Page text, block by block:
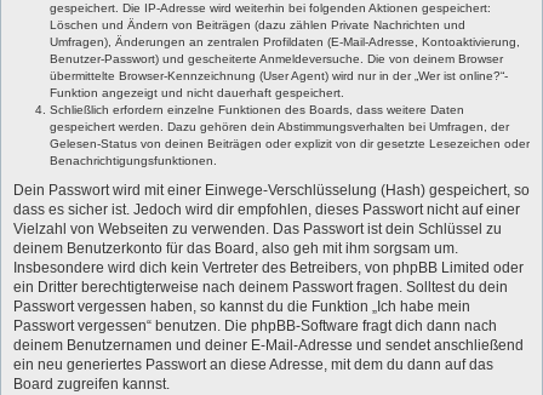
gespeichert. Die IP-Adresse wird weiterhin bei folgenden Aktionen gespeichert:
Löschen und Ändern von Beiträgen (dazu zählen Private Nachrichten und
Umfragen), Änderungen an zentralen Profildaten (E-Mail-Adresse, Kontoaktivierung,
Benutzer-Passwort) und gescheiterte Anmeldeversuche. Die von deinem Browser
übermittelte Browser-Kennzeichnung (User Agent) wird nur in der „Wer ist online?“-
Funktion angezeigt und nicht dauerhaft gespeichert.
Schließlich erfordern einzelne Funktionen des Boards, dass weitere Daten
gespeichert werden. Dazu gehören dein Abstimmungsverhalten bei Umfragen, der
Gelesen-Status von deinen Beiträgen oder explizit von dir gesetzte Lesezeichen oder
Benachrichtigungsfunktionen.
Dein Passwort wird mit einer Einwege-Verschlüsselung (Hash) gespeichert, so
dass es sicher ist. Jedoch wird dir empfohlen, dieses Passwort nicht auf einer
Vielzahl von Webseiten zu verwenden. Das Passwort ist dein Schlüssel zu
deinem Benutzerkonto für das Board, also geh mit ihm sorgsam um.
Insbesondere wird dich kein Vertreter des Betreibers, von phpBB Limited oder
ein Dritter berechtigterweise nach deinem Passwort fragen. Solltest du dein
Passwort vergessen haben, so kannst du die Funktion „Ich habe mein
Passwort vergessen“ benutzen. Die phpBB-Software fragt dich dann nach
deinem Benutzernamen und deiner E-Mail-Adresse und sendet anschließend
ein neu generiertes Passwort an diese Adresse, mit dem du dann auf das
Board zugreifen kannst.